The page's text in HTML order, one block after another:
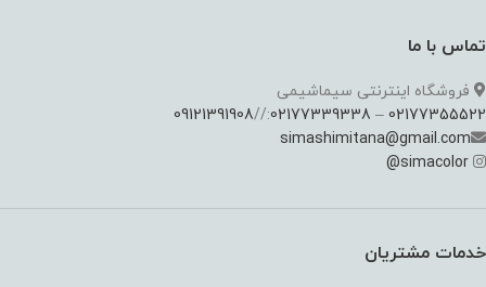
تماس با ما
فروشگاه اینترنتی سیماشیمی
02177355522
–
02177339338
://
09121391908
simashimitana@gmail.com
simacolor
@
خدمات مشتریان